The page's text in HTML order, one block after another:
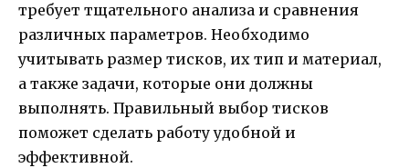
требует тщательного анализа и сравнения
различных параметров. Необходимо
учитывать размер тисков, их тип и материал,
а также задачи, которые они должны
выполнять. Правильный выбор тисков
поможет сделать работу удобной и
эффективной.